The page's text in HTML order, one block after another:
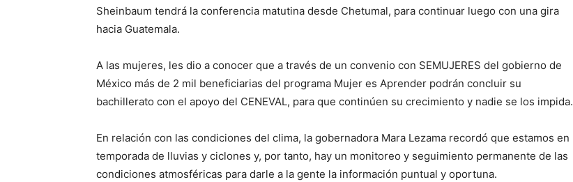
Sheinbaum tendrá la conferencia matutina desde Chetumal, para continuar luego con una gira
hacia Guatemala.
A las mujeres, les dio a conocer que a través de un convenio con SEMUJERES del gobierno de
México más de 2 mil beneficiarias del programa Mujer es Aprender podrán concluir su
bachillerato con el apoyo del CENEVAL, para que continúen su crecimiento y nadie se los impida.
En relación con las condiciones del clima, la gobernadora Mara Lezama recordó que estamos en
temporada de lluvias y ciclones y, por tanto, hay un monitoreo y seguimiento permanente de las
condiciones atmosféricas para darle a la gente la información puntual y oportuna.